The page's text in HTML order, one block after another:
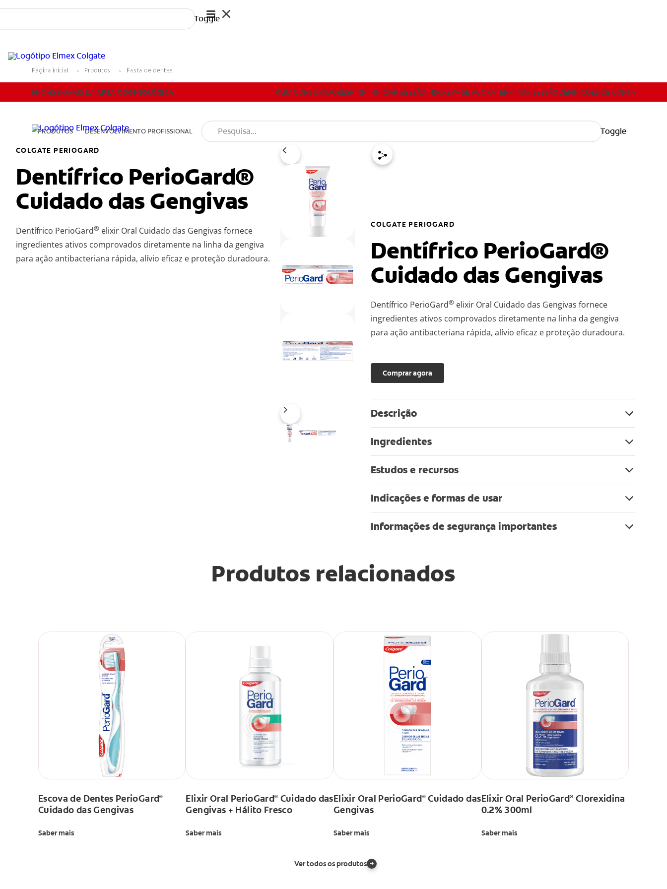
Toggle
PARA CONSUMIDORES
DEFINIÇÕES DE CONTA
PROFISSIONAIS DA ÁREA ODONTOLÓGICA PARA CONSUMIDORESPT (PT)INICIAR SESSÃOINSCREVA-SE AGORATERMINAR SESSÃODEFINIÇÕES DE CONTA
PRODUTOS DESENVOLVIMENTO PROFISSIONAL Toggle
Página inicial Produtos Pasta de dentes
COLGATE PERIOGARD
Dentífrico PerioGard®
Cuidado das Gengivas
Dentífrico PerioGard®elixir Oral Cuidado das Gengivas fornece
ingredientes ativos comprovados diretamente na linha da gengiva
para ação antibacteriana rápida, alívio eficaz e proteção duradoura.
COLGATE PERIOGARD
Dentífrico PerioGard®
Cuidado das Gengivas
Dentífrico PerioGard® elixir Oral Cuidado das Gengivas fornece
ingredientes ativos comprovados diretamente na linha da gengiva
para ação antibacteriana rápida, alívio eficaz e proteção duradoura.
Comprar agora
Descrição
Ingredientes
Estudos e recursos
Indicações e formas de usar
Informações de segurança importantes
Produtos relacionados
Escova de Dentes PerioGard®
Cuidado das Gengivas
Saber mais
Elixir Oral PerioGard® Cuidado das
Gengivas + Hálito Fresco
Saber mais
Elixir Oral PerioGard®Cuidado das
Gengivas
Saber mais
Elixir Oral PerioGard® Clorexidina
0.2% 300ml
Saber mais
Ver todos os produtos